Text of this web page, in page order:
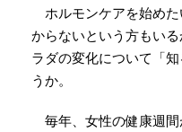
ホルモンケアを始め
からないという方もい
ラダの変化について「
うか。
毎年、女性の健康週